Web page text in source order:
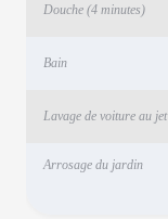
Douche (4 minutes)
Bain
Lavage de voiture au jet
Arrosage du jardin